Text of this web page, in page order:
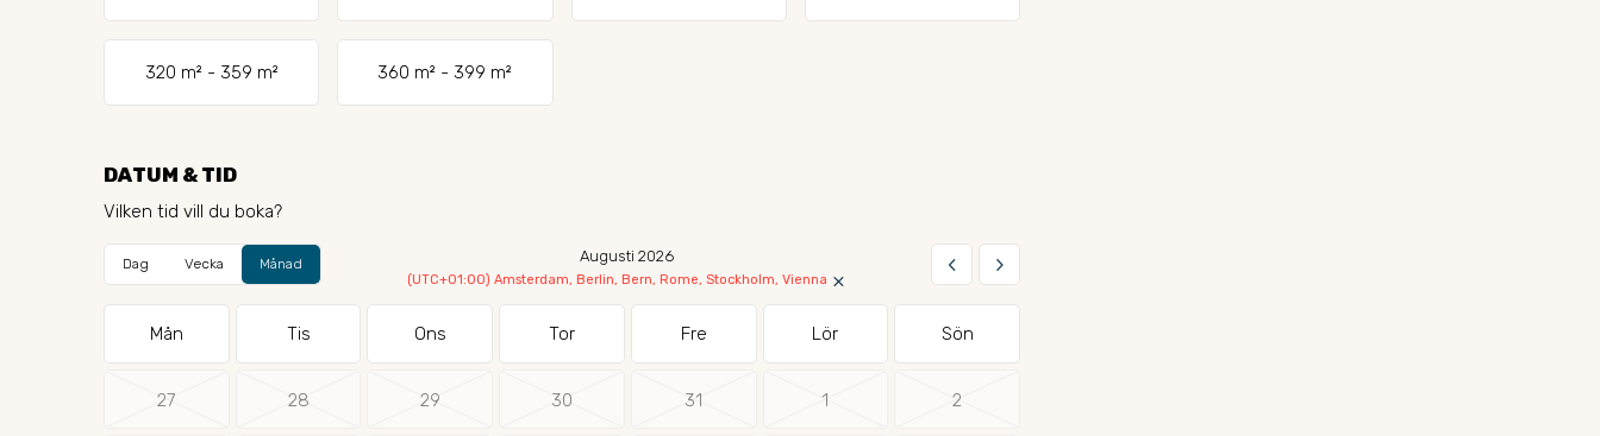
320 m² - 359 m² 360 m² - 399 m²
DATUM & TID
Vilken tid vill du boka?
Dag Vecka Månad Augusti 2026
(UTC+01:00) Amsterdam, Berlin, Bern, Rome, Stockholm, Vienna ×
keyboard_arrow_left keyboard_arrow_right
Mån Tis Ons Tor Fre Lör Sön
27 28 29 30 31 1 2